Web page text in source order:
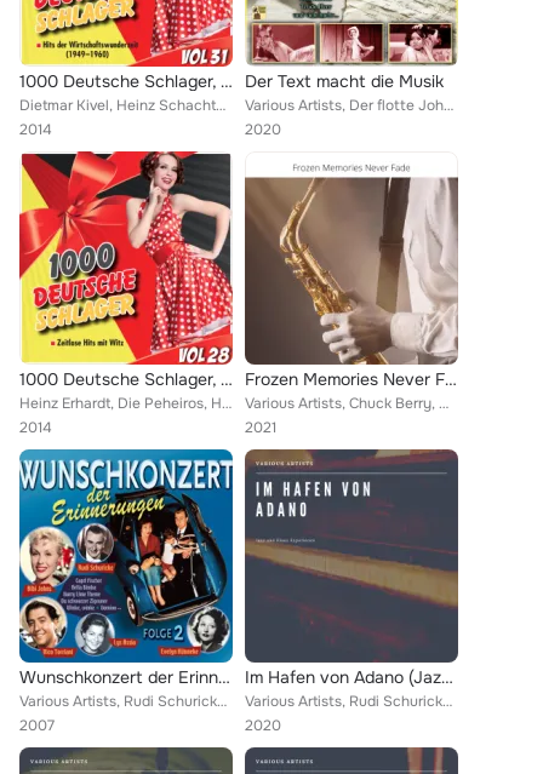
1000 Deutsche Schlager, Vol. 31
Dietmar Kivel, Heinz Schachtner, Karl Berbuer, Die Straßenmusikanten, Topsy, Friedel Hensch & Die Cyprys, Rene Carol, Peter Alex...
2014
Der Text macht die Musik
Various Artists, Der flotte Johnny, Trude Hesterberg, Hermann Leopoldi, Die Lucky Stars, Maria Andergast, Iska Geri, Austin Eger...
2020
1000 Deutsche Schlager, Vol. 28
Heinz Erhardt, Die Peheiros, Heinz Woezel, Die Jokies, Fritz Berger, Hans Arno Simon, Richard Germer, Odeon Tanzorchester, Fritz...
2014
Frozen Memories Never Fade
Various Artists, Chuck Berry, Dubs in Space, Louis Armstrong & His Hot Seven, Friedel Hensch, King Curtis, Marlene Dietrich, Bur...
2021
Wunschkonzert der Erinnerungen
Various Artists, Rudi Schuricke, Bully Buhlan, Gerhard Wendland, Fred Rauch, Liselotte Malkowsky, Anton Karas, Gitta Lind, Detle...
2007
Im Hafen von Adano (Jazz and Blues Experience)
Various Artists, Rudi Schuricke, Vico Torriani, Rene Carol, Willy Schneider, Renée Franke, Friedel Hensch, Peter René Körner, Jo...
2020